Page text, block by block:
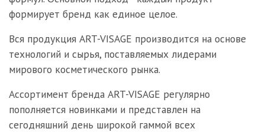
формирует бренд как единое целое.
Вся продукция ART-VISAGE производится на основе
технологий и сырья, поставляемых лидерами
мирового косметического рынка.
Ассортимент бренда ART-VISAGE регулярно
пополняется новинками и представлен на
сегодняшний день широкой гаммой всех